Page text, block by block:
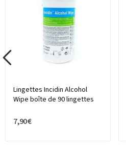
Lingettes Incidin Alcohol
Wipe boîte de 90 lingettes
7,90 €